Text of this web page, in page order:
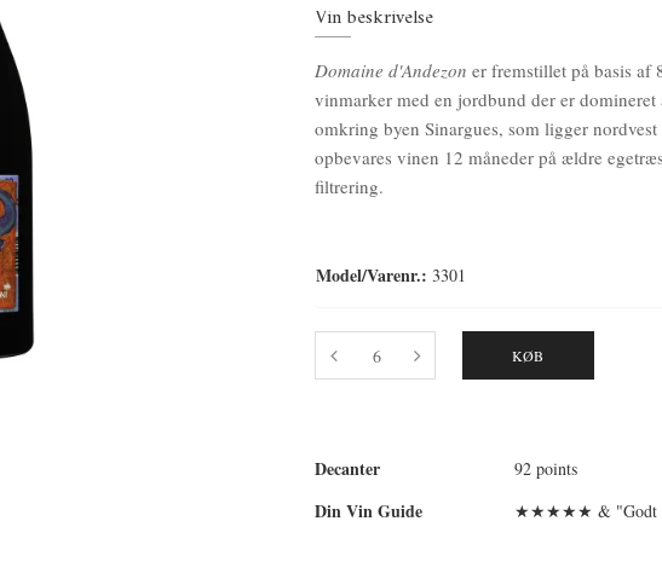
Vin beskrivelse
Domaine d'Andezon er fremstillet på basis af
vinmarker med en jordbund der er
omkring byen Sinargues, som ligger
opbevares vinen 12 måneder på ældre
filtrering.
Model/Varenr.: 3301
KØB
Decanter 92 points
Din Vin Guide ★★★★★ & "Godt